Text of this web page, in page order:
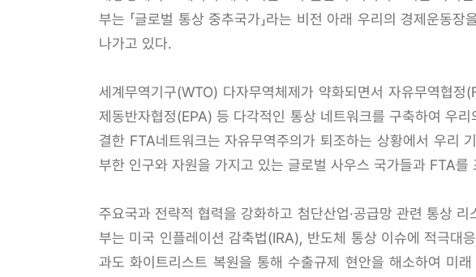
부는 「글로벌 통상 중추국가」라는 비전 아래 우리의 경제운동
나가고 있다.
세계무역기구(WTO) 다자무역체제가 약화되면서 자유무역협
제동반자협정(EPA) 등 다각적인 통상 네트워크를 구축하여 우
결한 FTA네트워크는 자유무역주의가 퇴조하는 상황에서 우리
부한 인구와 자원을 가지고 있는 글로벌 사우스 국가들과 FTA
주요국과 전략적 협력을 강화하고 첨단산업·공급망 관련 통상
부는 미국 인플레이션 감축법(IRA), 반도체 통상 이슈에 적극대
과도 화이트리스트 복원을 통해 수출규제 현안을 해소하여 미